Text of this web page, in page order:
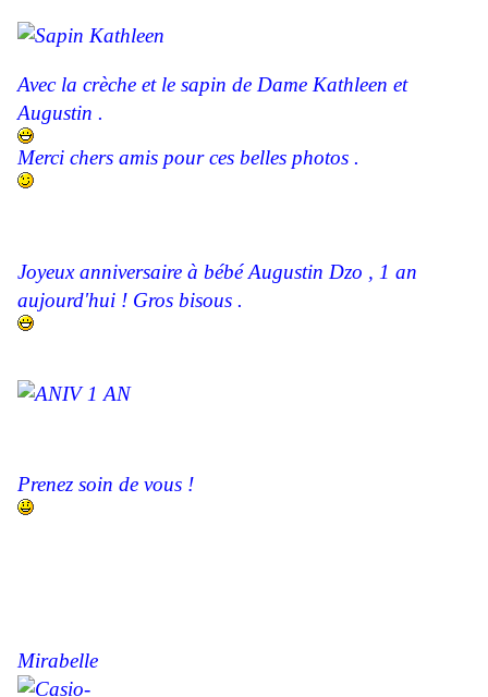
Avec la crèche et le sapin de Dame Kathleen et
Augustin .
Merci chers amis pour ces belles photos .
Joyeux anniversaire à bébé Augustin Dzo , 1 an
aujourd'hui ! Gros bisous .
Prenez soin de vous !
Mirabelle